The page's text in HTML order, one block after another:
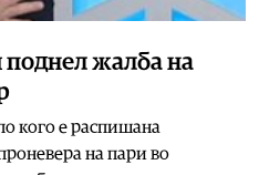
жалба на
кого е распишана
на пари во